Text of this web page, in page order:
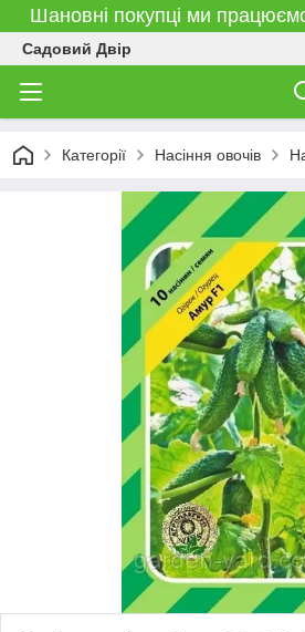
Шановні покупці ми
Садовий Двір
Категорії Насіння овочів